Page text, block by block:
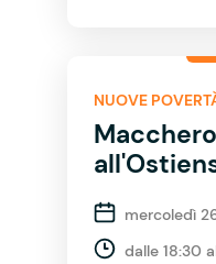
NUOVE
mercoledì
dalle 18:30